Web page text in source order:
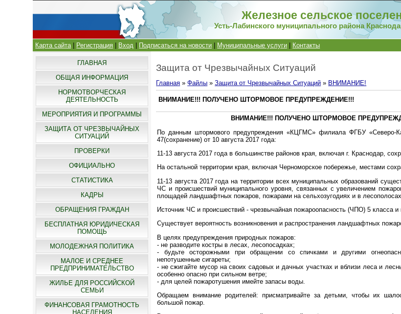
Железное сельское
Усть-Лабинского муниципального района
Карта сайта| Регистрация Вход Подписаться на новости Муниципальные услуги Контакты
ГЛАВНАЯ
ОБЩАЯ ИНФОРМАЦИЯ
НОРМОТВОРЧЕСКАЯ
ДЕЯТЕЛЬНОСТЬ
МЕРОПРИЯТИЯ И ПРОГРАММЫ
ЗАЩИТА ОТ ЧРЕЗВЫЧАЙНЫХ
СИТУАЦИЙ
ПРОВЕРКИ
ОФИЦИАЛЬНО
СТАТИСТИКА
КАДРЫ
ОБРАЩЕНИЯ ГРАЖДАН
БЕСПЛАТНАЯ ЮРИДИЧЕСКАЯ
ПОМОЩЬ
МОЛОДЕЖНАЯ ПОЛИТИКА
МАЛОЕ И СРЕДНЕЕ
ПРЕДПРИНИМАТЕЛЬСТВО
ЖИЛЬЕ ДЛЯ РОССИЙСКОЙ
СЕМЬИ
ФИНАНСОВАЯ ГРАМОТНОСТЬ
НАСЕЛЕНИЯ
Защита от Чрезвычайных Ситуаций
Главная »Файлы »Защита от Чрезвычайных Ситуаций » ВНИМАНИЕ!
ВНИМАНИЕ!!! ПОЛУЧЕНО ШТОРМОВОЕ ПРЕДУПРЕЖДЕНИЕ!!!
ВНИМАНИЕ!!! ПОЛУЧЕНО ШТОРМОВОЕ
По данным штормового предупреждения «КЦГМС» филиала ФГБУ
47(сохранение) от 10 августа 2017 года:
11-13 августа 2017 года в большинстве районов края, включая г. Краснодар,
На остальной территории края, включая Черноморское побережье, местами
11-13 августа 2017 года на территории всех муниципальных образований
ЧС и происшествий муниципального уровня, связанных с увеличением
площадей ландшафтных пожаров, пожарами на сельхозугодиях и в лесополосах.
Источник ЧС и происшествий - чрезвычайная пожароопасность (ЧПО) 5 класса
Существует вероятность возникновения и распространения ландшафтных
В целях предупреждения природных пожаров:
- не разводите костры в лесах, лесопосадках;
- будьте осторожными при обращении со спичками и другими
непотушенные сигареты;
- не сжигайте мусор на своих садовых и дачных участках и вблизи леса и
особенно опасно при сильном ветре;
- для целей пожаротушения имейте запасы воды.
Обращаем внимание родителей: присматривайте за детьми, чтобы их
большой пожар.